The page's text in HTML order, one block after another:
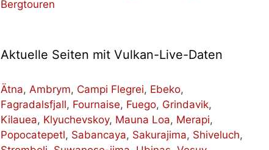
Bergtouren
Aktuelle Seiten mit Vulkan-Live-Daten
Ätna, Ambrym, Campi Flegrei, Ebeko,
Fagradalsfjall, Fournaise, Fuego, Grindavik,
Kilauea, Klyuchevskoy, Mauna Loa, Merapi,
Popocatepetl, Sabancaya, Sakurajima, Shiveluch,